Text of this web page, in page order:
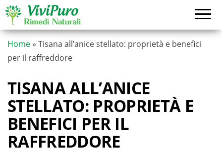
Vai
contenuto
Home » Tisana all’anice stellato: proprietà e benefici
per il raffreddore
TISANA ALL’ANICE
STELLATO: PROPRIETÀ E
BENEFICI PER IL
RAFFREDDORE